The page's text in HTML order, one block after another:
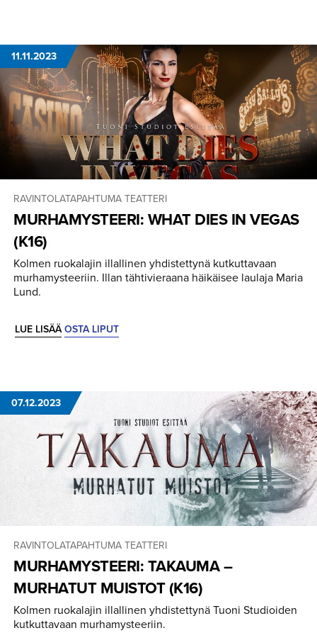
11.11.2023
RAVINTOLATAPAHTUMATEATTERI
MURHAMYS­TEERI: WHAT DIES IN VEGAS
(K16)
Kolmen ruokalajin illallinen yhdistettynä kutkuttavaan
murhamysteeriin. Illan tähtivieraana häikäisee laulaja Maria
Lund.
LUE LISÄÄOSTA LIPUT
07.12.2023
RAVINTOLATAPAHTUMATEATTERI
MURHAMYS­TEERI: TAKAUMA –
MURHATUT MUISTOT (K16)
Kolmen ruokalajin illallinen yhdistettynä Tuoni Studioiden
kutkuttavaan murhamysteeriin.